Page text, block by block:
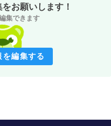
お願いします！
集できます
を編集する